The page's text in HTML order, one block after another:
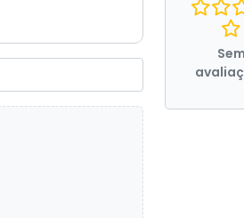
Sem